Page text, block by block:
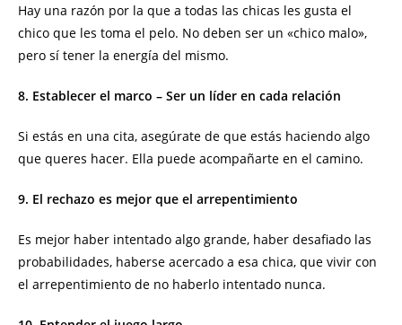
Hay una razón por la que a todas las chicas les gusta el
chico que les toma el pelo. No deben ser un «chico malo»,
pero sí tener la energía del mismo.
8. Establecer el marco – Ser un líder en cada relación
Si estás en una cita, asegúrate de que estás haciendo algo
que queres hacer. Ella puede acompañarte en el camino.
9. El rechazo es mejor que el arrepentimiento
Es mejor haber intentado algo grande, haber desafiado las
probabilidades, haberse acercado a esa chica, que vivir con
el arrepentimiento de no haberlo intentado nunca.